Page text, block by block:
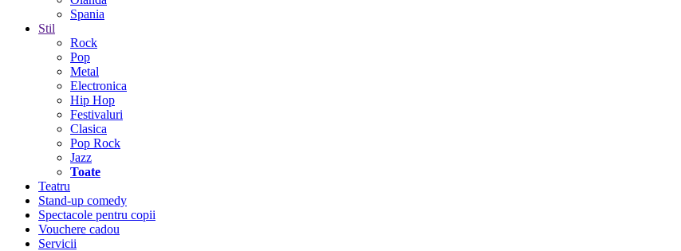
Spania
Stil
Rock
Pop
Metal
Electronica
Hip Hop
Festivaluri
Clasica
Pop Rock
Jazz
Toate
Teatru
Stand-up comedy
Spectacole pentru copii
Vouchere cadou
Servicii